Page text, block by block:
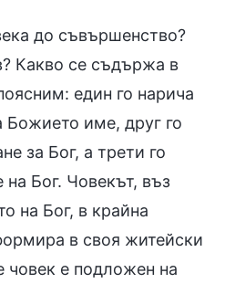
до съвършенство?
Какво се съдържа в
един го нарича
Божието име, друг го
за Бог, а трети го
на Бог. Човекът, въз
на Бог, в крайна
в своя житейски
човек е подложен на